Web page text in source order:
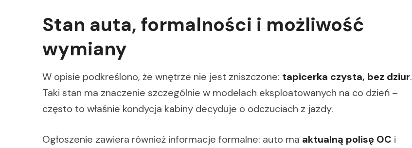
Stan auta, formalności i możliwość
wymiany
W opisie podkreślono, że wnętrze nie jest zniszczone: tapicerka czysta, bez dziur.
Taki stan ma znaczenie szczególnie w modelach eksploatowanych na co dzień –
często to właśnie kondycja kabiny decyduje o odczuciach z jazdy.
Ogłoszenie zawiera również informacje formalne: auto ma aktualną polisę OC i